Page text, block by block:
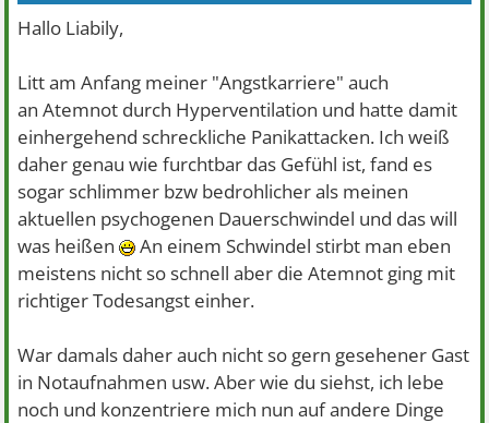
Hallo Liabily,
Litt am Anfang meiner "Angstkarriere" auch
an Atemnot durch Hyperventilation und hatte damit
einhergehend schreckliche Panikattacken. Ich weiß
daher genau wie furchtbar das Gefühl ist, fand es
sogar schlimmer bzw bedrohlicher als meinen
aktuellen psychogenen Dauerschwindel und das will
was heißen
An einem Schwindel stirbt man eben
meistens nicht so schnell aber die Atemnot ging mit
richtiger Todesangst einher.
War damals daher auch nicht so gern gesehener Gast
in Notaufnahmen usw. Aber wie du siehst, ich lebe
noch und konzentriere mich nun auf andere Dinge